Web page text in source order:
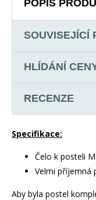
POPIS
SOUVISEJÍCÍ
HLÍDÁNÍ
RECENZE
Specifikace:
Čelo k posteli
Velmi příjemná
Aby byla postel